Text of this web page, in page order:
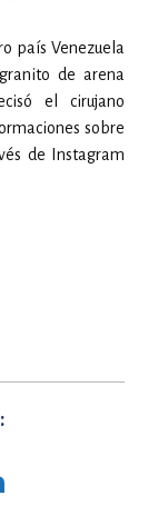
país Venezuela
de arena
el cirujano
sobre
de Instagram